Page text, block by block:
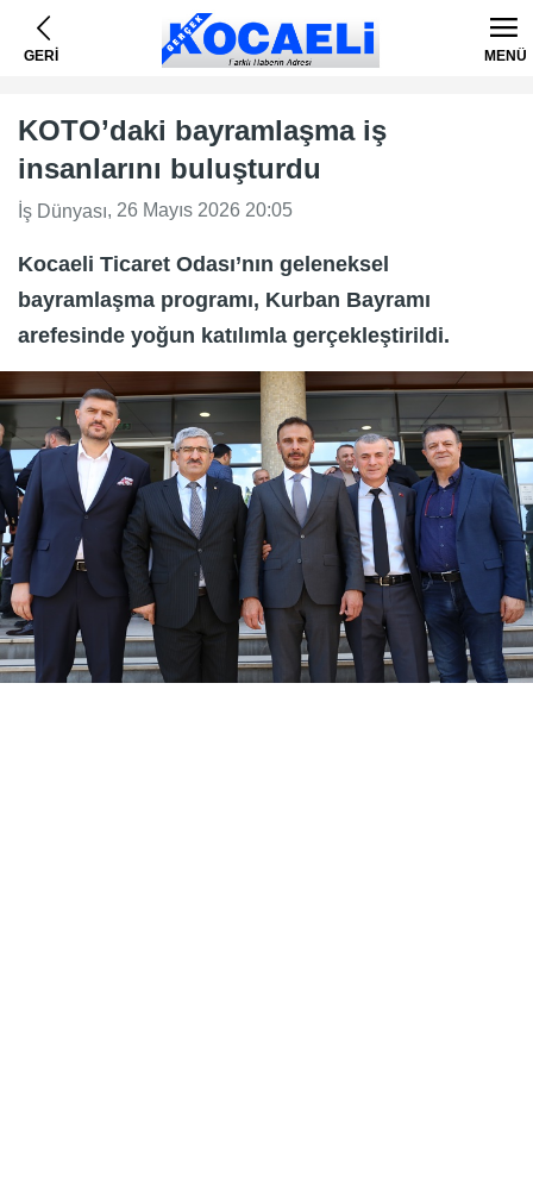
GERİ MENÜ
KOTO’daki bayramlaşma iş
insanlarını buluşturdu
İş Dünyası, 26 Mayıs 2026 20:05
Kocaeli Ticaret Odası’nın geleneksel
bayramlaşma programı, Kurban Bayramı
arefesinde yoğun katılımla gerçekleştirildi.